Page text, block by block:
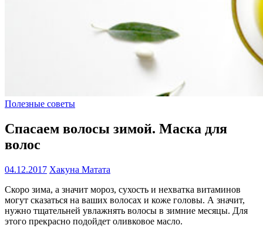
Полезные советы
Спасаем волосы зимой. Маска для
волос
04.12.2017 Хакуна Матата
Скоро зима, а значит мороз, сухость и нехватка витаминов
могут сказаться на ваших волосах и коже головы. А значит,
нужно тщательней увлажнять волосы в зимние месяцы. Для
этого прекрасно подойдет оливковое масло.